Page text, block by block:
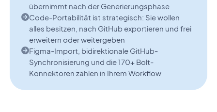
übernimmt nach der Generierungsphase
Code-Portabilität ist strategisch: Sie wollen
alles besitzen, nach GitHub exportieren und frei
erweitern oder weitergeben
Figma-Import, bidirektionale GitHub-
Synchronisierung und die 170+ Bolt-
Konnektoren zählen in Ihrem Workflow